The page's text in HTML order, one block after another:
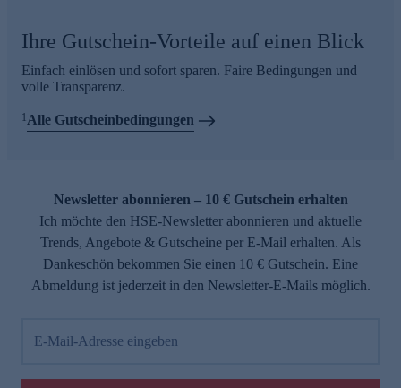
Ihre Gutschein-Vorteile auf einen Blick
Einfach einlösen und sofort sparen. Faire Bedingungen und
volle Transparenz.
1 Alle Gutscheinbedingungen
Newsletter abonnieren – 10 € Gutschein erhalten
Ich möchte den HSE-Newsletter abonnieren und aktuelle
Trends, Angebote & Gutscheine per E-Mail erhalten. Als
Dankeschön bekommen Sie einen 10 € Gutschein. Eine
Abmeldung ist jederzeit in den Newsletter-E-Mails möglich.
E-Mail-Adresse eingeben